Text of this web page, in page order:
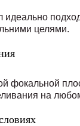
целями.
фокальной
на